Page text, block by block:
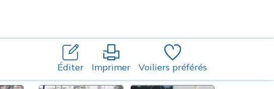
Éditer Imprimer Voiliers préférés